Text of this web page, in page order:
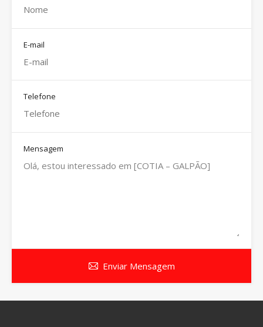
E-mail
Telefone
Mensagem
Enviar Mensagem